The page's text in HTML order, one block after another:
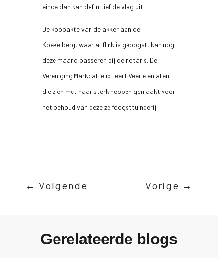
einde dan kan definitief de vlag uit.
De koopakte van de akker aan de
Koekelberg, waar al flink is geoogst, kan nog
deze maand passeren bij de notaris. De
Vereniging Markdal feliciteert Veerle en allen
die zich met haar sterk hebben gemaakt voor
het behoud van deze zelfoogsttuinderij.
←Volgende Vorige →
Gerelateerde blogs